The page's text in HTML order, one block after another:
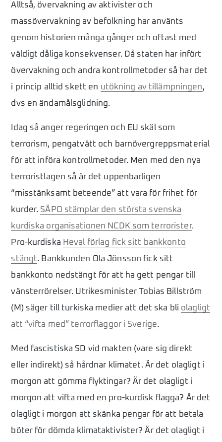
Alltså, övervakning av aktivister och
massövervakning av befolkning har använts
genom historien många gånger och oftast med
väldigt dåliga konsekvenser. Då staten har infört
övervakning och andra kontrollmetoder så har det
i princip alltid skett en utökning av tillämpningen,
dvs en ändamålsglidning.
Idag så anger regeringen och EU skäl som
terrorism, pengatvätt och barnövergreppsmaterial
för att införa kontrollmetoder. Men med den nya
terroristlagen så är det uppenbarligen
“misstänksamt beteende” att vara för frihet för
kurder. SÄPO stämplar den största svenska
kurdiska organisationen NCDK som terrorister.
Pro-kurdiska Heval förlag fick sitt bankkonto
stängt. Bankkunden Ola Jönsson fick sitt
bankkonto nedstängt för att ha gett pengar till
vänsterrörelser. Utrikesminister Tobias Billström
(M) säger till turkiska medier att det ska bli olagligt
att “vifta med” terrorflaggor i Sverige.
Med fascistiska SD vid makten (vare sig direkt
eller indirekt) så hårdnar klimatet. Är det olagligt i
morgon att gömma flyktingar? Är det olagligt i
morgon att vifta med en pro-kurdisk flagga? Är det
olagligt i morgon att skänka pengar för att betala
böter för dömda klimataktivister? Är det olagligt i